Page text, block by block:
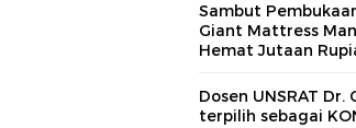
Sambut
Giant Mattress
Hemat Jutaan
Dosen UNSRAT
terpilih sebagai